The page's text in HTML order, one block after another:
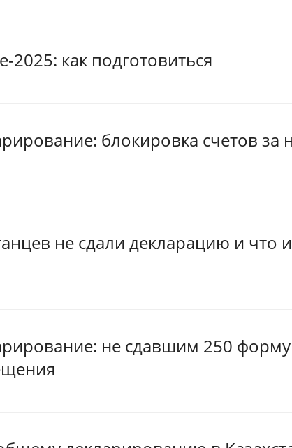
2025: как подготовиться
блокировка счетов за
не сдали декларацию и что
не сдавшим 250 форму